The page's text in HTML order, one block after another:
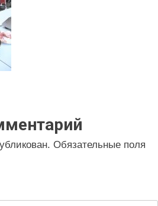
Обязательные поля